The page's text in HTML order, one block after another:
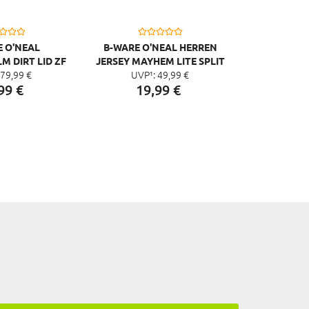
O'NEAL
DIRT LID ZF
79, 99 €
€
B-WARE O'NEAL HERREN
JERSEY MAYHEM LITE SPLIT
UVP¹:49, 99 €
19,99€